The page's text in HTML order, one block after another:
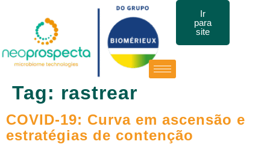
Ir
para
site
Tag: rastrear
COVID-19: Curva em ascensão e
estratégias de contenção